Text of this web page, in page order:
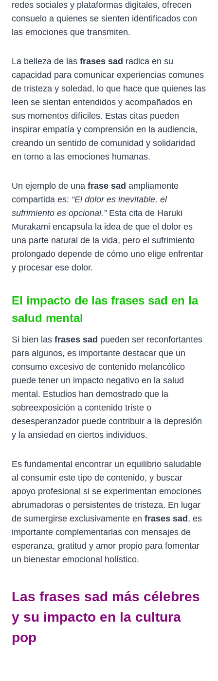
redes sociales y plataformas digitales, ofrecen
consuelo a quienes se sienten identificados con
las emociones que transmiten.
La belleza de las frases sad radica en su
capacidad para comunicar experiencias comunes
de tristeza y soledad, lo que hace que quienes las
leen se sientan entendidos y acompañados en
sus momentos difíciles. Estas citas pueden
inspirar empatía y comprensión en la audiencia,
creando un sentido de comunidad y solidaridad
en torno a las emociones humanas.
Un ejemplo de una frase sad ampliamente
compartida es: “El dolor es inevitable, el
sufrimiento es opcional.”Esta cita de Haruki
Murakami encapsula la idea de que el dolor es
una parte natural de la vida, pero el sufrimiento
prolongado depende de cómo uno elige enfrentar
y procesar ese dolor.
El impacto de las frases sad en la
salud mental
Si bien las frases sad pueden ser reconfortantes
para algunos, es importante destacar que un
consumo excesivo de contenido melancólico
puede tener un impacto negativo en la salud
mental. Estudios han demostrado que la
sobreexposición a contenido triste o
desesperanzador puede contribuir a la depresión
y la ansiedad en ciertos individuos.
Es fundamental encontrar un equilibrio saludable
al consumir este tipo de contenido, y buscar
apoyo profesional si se experimentan emociones
abrumadoras o persistentes de tristeza. En lugar
de sumergirse exclusivamente en frases sad, es
importante complementarlas con mensajes de
esperanza, gratitud y amor propio para fomentar
un bienestar emocional holístico.
Las frases sad más célebres
y su impacto en la cultura
pop